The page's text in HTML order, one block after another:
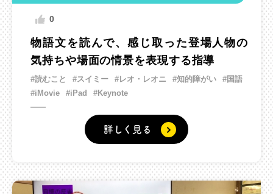
0
物語文を読んで、感じ取った登場人物の
気持ちや場面の情景を表現する指導
#読むこと #スイミー #レオ・レオニ #知的障がい
#国語
#iMovie
#iPad #Keynote
詳しく見る